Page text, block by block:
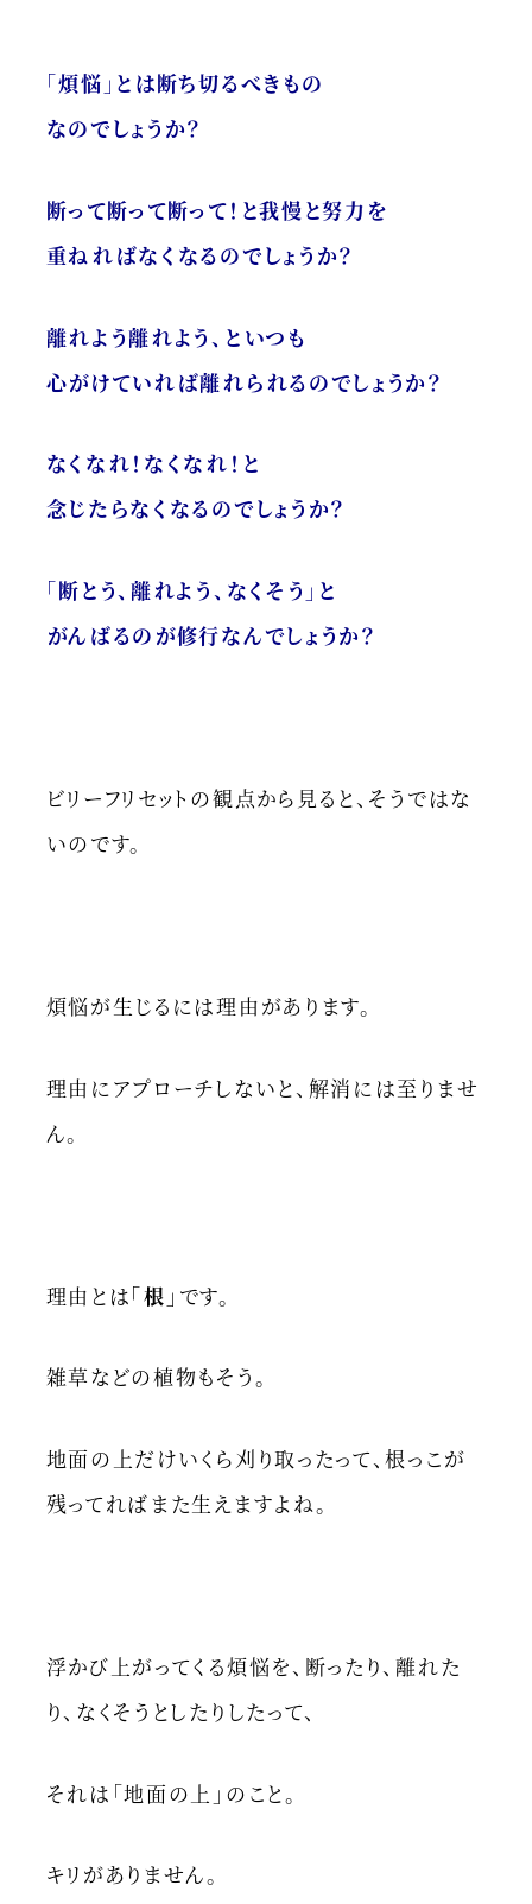
「煩悩」とは断ち切るべきもの
なのでしょうか？
断って断って断って！と我慢と努力を
重ねればなくなるのでしょうか？
離れよう離れよう、といつも
心がけていれば離れられるのでしょうか？
なくなれ！なくなれ！と
念じたらなくなるのでしょうか？
「断とう、離れよう、なくそう」と
がんばるのが修行なんでしょうか？
ビリーフリセットの観点から見ると、そうではな
いのです。
煩悩が生じるには理由があります。
理由にアプローチしないと、解消には至りませ
ん。
理由とは「根」 です。
雑草などの植物もそう。
地面の上だけいくら刈り取ったって、根っこが
残ってればまた生えますよね。
浮かび上がってくる煩悩を、断ったり、離れた
り、なくそうとしたりしたって、
それは「地面の上」のこと。
キリがありません。